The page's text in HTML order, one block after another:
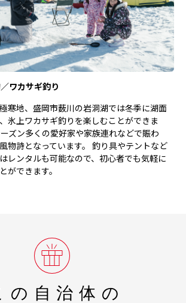
ワカサギ釣り
寒地、盛岡市薮川の岩洞湖では冬季に湖面
氷上ワカサギ釣りを楽しむことができま
ズン多くの愛好家や家族連れなどで賑わ
物詩となっています。 釣り具やテントなど
レンタルも可能なので、初心者でも気軽に
ができます。
の自治体の